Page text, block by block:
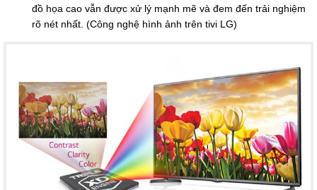
đồ họa cao vẫn được xử lý mạnh mẽ và đem đến trải nghiệm
rõ nét nhất. (Công nghệ hình ảnh trên tivi LG)